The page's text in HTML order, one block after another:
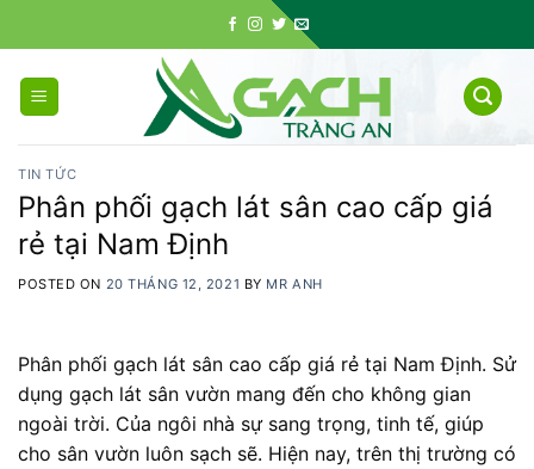
to
content
TIN TỨC
Phân phối gạch lát sân cao cấp giá
rẻ tại Nam Định
POSTED ON 20 THÁNG 12, 2021 BY MR ANH
Phân phối gạch lát sân cao cấp giá rẻ tại Nam Định. Sử
dụng gạch lát sân vườn mang đến cho không gian
ngoài trời. Của ngôi nhà sự sang trọng, tinh tế, giúp
cho sân vườn luôn sạch sẽ. Hiện nay, trên thị trường có